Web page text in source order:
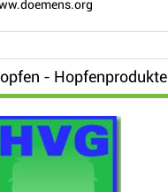
- Hopfenprodukte